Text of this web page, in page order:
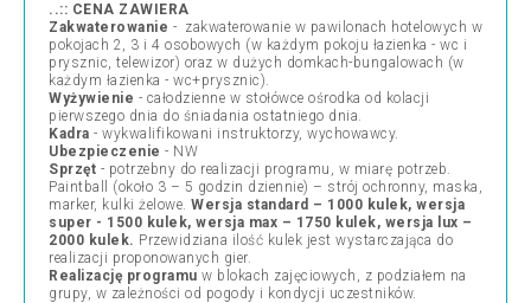
..:: CENA ZAWIERA
Zakwaterowanie - zakwaterowanie w pawilonach hotelowych w
pokojach 2, 3 i 4 osobowych (w każdym pokoju łazienka - wc i
prysznic, telewizor) oraz w dużych domkach-bungalowach (w
każdym łazienka - wc+prysznic).
Wyżywienie - całodzienne w stołówce ośrodka od kolacji
pierwszego dnia do śniadania ostatniego dnia.
Kadra - wykwalifikowani instruktorzy, wychowawcy.
Ubezpieczenie - NW
Sprzęt - potrzebny do realizacji programu, w miarę potrzeb.
Paintball (około 3 – 5 godzin dziennie) – strój ochronny, maska,
marker, kulki żelowe. Wersja standard – 1000 kulek, wersja
super - 1500 kulek, wersja max – 1750 kulek, wersja lux –
2000 kulek. Przewidziana ilość kulek jest wystarczająca do
realizacji proponowanych gier.
Realizację programu w blokach zajęciowych, z podziałem na
grupy, w zależności od pogody i kondycji uczestników.